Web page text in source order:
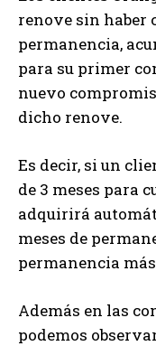
renove sin haber
permanencia,
para su primer
nuevo
dicho renove.
Es decir, si un
de 3 meses para
adquirirá
meses de
permanencia
Además en las
podemos